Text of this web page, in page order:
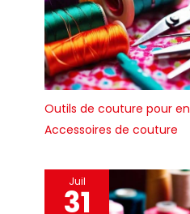
Outils de couture pour
Accessoires de couture
Juil
31